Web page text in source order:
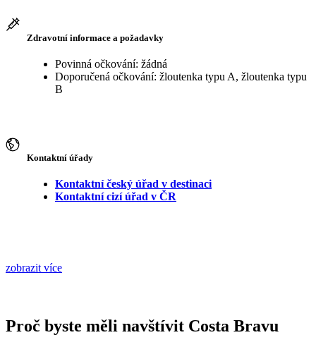
Zdravotní informace a požadavky
Povinná očkování: žádná
Doporučená očkování: žloutenka typu A, žloutenka typu
B
Kontaktní úřady
Kontaktní český úřad v destinaci
Kontaktní cizí úřad v ČR
zobrazit více
Proč byste měli navštívit Costa Bravu